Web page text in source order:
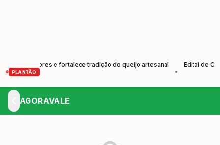
PLANTÃO
produtores e fortalece tradição do queijo artesanal
Edital de
AGORAVALE